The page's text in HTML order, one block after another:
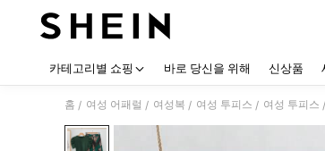
카테고리별 쇼핑 바로 당신을 위해 신상품
홈 / 여성 어패럴 / 여성복 / 여성 투피스 / 여성 투피스 /